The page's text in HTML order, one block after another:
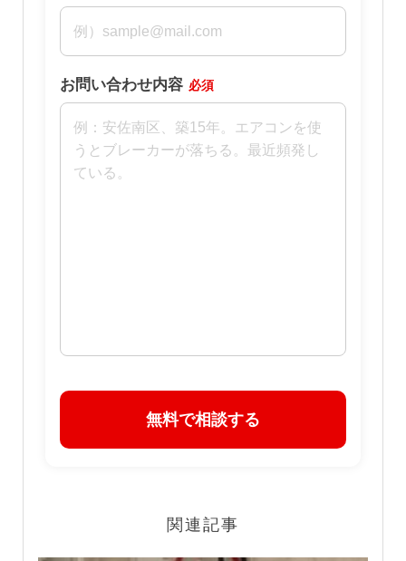
お問い合わせ内容 必須
関連記事